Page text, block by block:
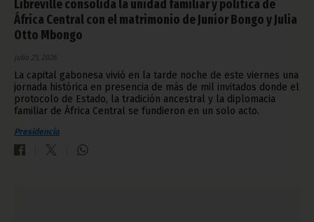
Libreville consolida la unidad familiar y política de
África Central con el matrimonio de Junior Bongo y Julia
Otto Mbongo
julio 25, 2026
La capital gabonesa vivió en la tarde noche de este viernes una
jornada histórica en presencia de más de mil invitados donde el
protocolo de Estado, la tradición ancestral y la diplomacia
familiar de África Central se fundieron en un solo acto.
Presidencia